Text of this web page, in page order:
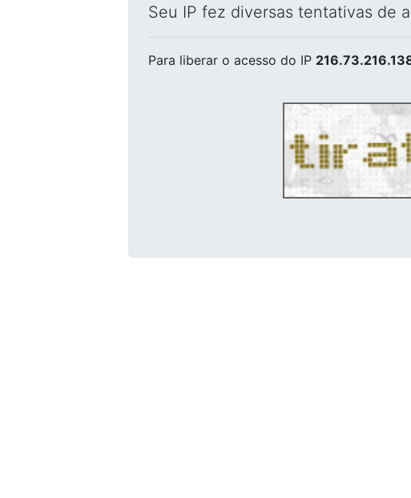
Seu IP fez diversas tentativas de
Para liberar o acesso do IP